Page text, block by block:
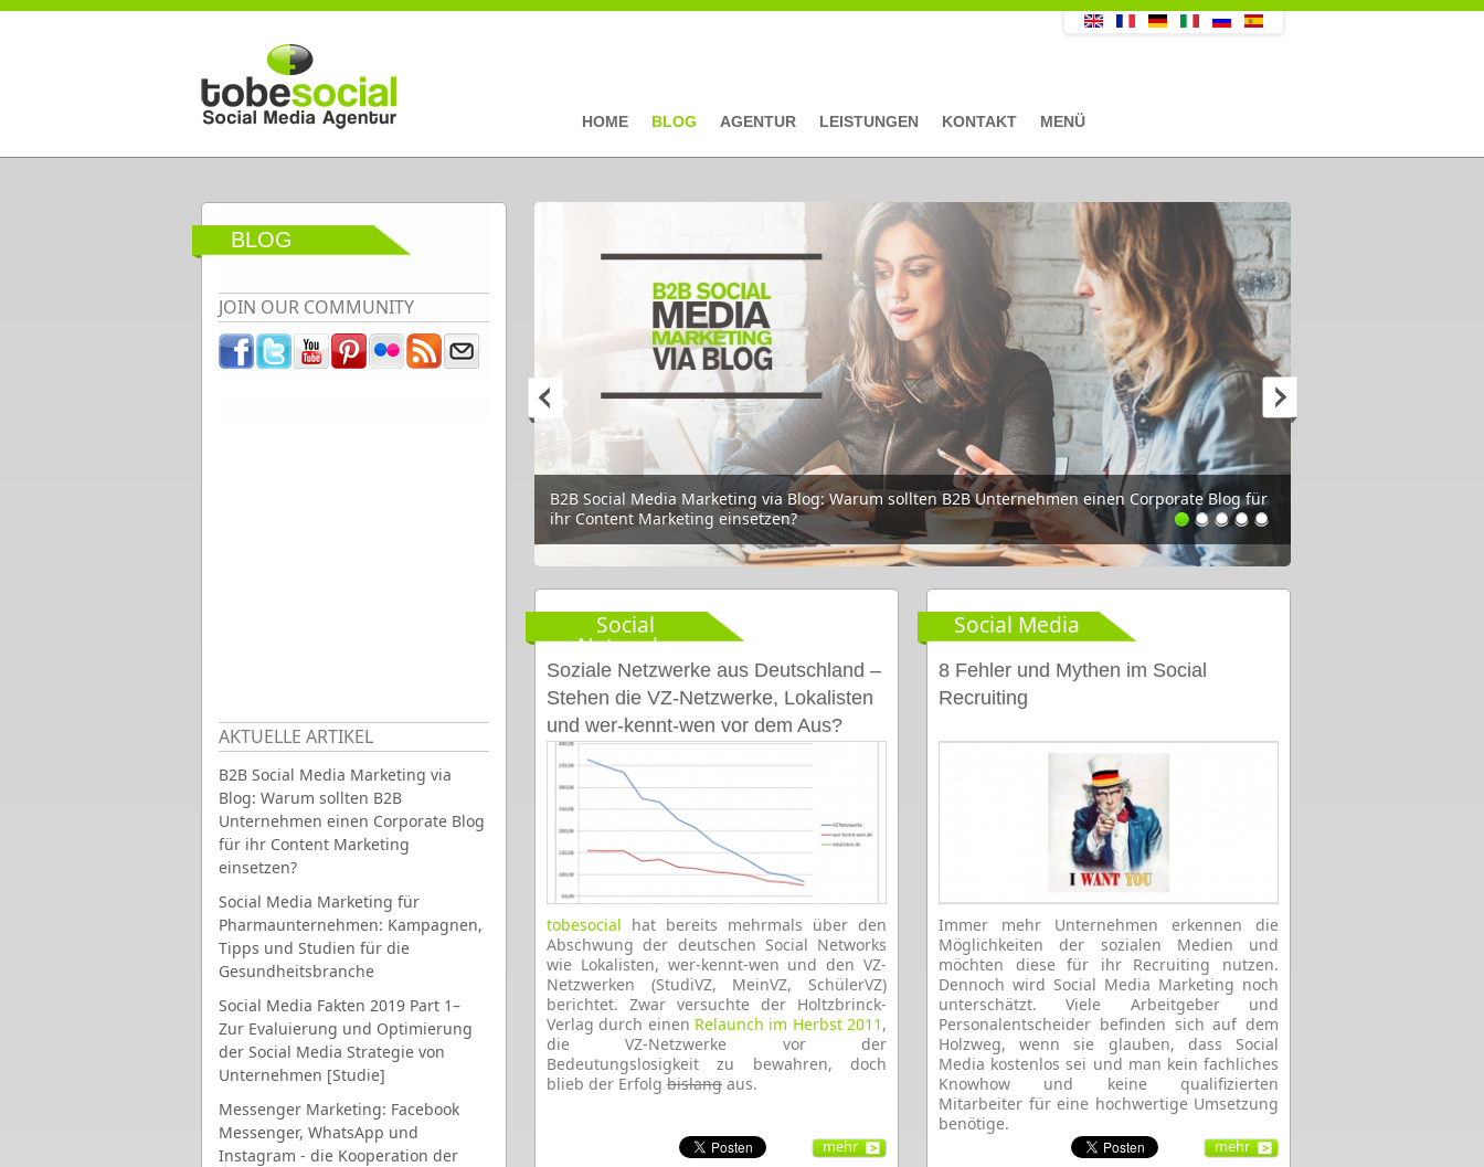
Direkt zum Inhalt
HOME BLOG AGENTUR LEISTUNGEN KONTAKT MENÜ
BLOG
JOIN OUR COMMUNITY
AKTUELLE ARTIKEL
B2B Social Media Marketing via
Blog: Warum sollten B2B
Unternehmen einen Corporate Blog
für ihr Content Marketing
einsetzen?
Social Media Marketing für
Pharmaunternehmen: Kampagnen,
Tipps und Studien für die
Gesundheitsbranche
Social Media Fakten 2019 Part 1–
Zur Evaluierung und Optimierung
der Social Media Strategie von
Unternehmen [Studie]
Messenger Marketing: Facebook
Messenger, WhatsApp und
Instagram - die Kooperation der
B2B Social Media Marketing via Blog: Warum sollten B2B Unternehmen einen Corporate Blog für
ihr Content Marketing einsetzen?
Social
Networks
Soziale Netzwerke aus Deutschland –
Stehen die VZ-Netzwerke, Lokalisten
und wer-kennt-wen vor dem Aus?
tobesocial hat bereits mehrmals über den
Abschwung der deutschen Social Networks
wie Lokalisten, wer-kennt-wen und den VZ-
Netzwerken (StudiVZ, MeinVZ, SchülerVZ)
berichtet. Zwar versuchte der Holtzbrinck-
Verlag durch einen Relaunch im Herbst 2011 ,
die VZ-Netzwerke
vor der
Bedeutungslosigkeit zu bewahren, doch
blieb der Erfolg bislang aus.
mehr
Social Media
8 Fehler und Mythen im Social
Recruiting
Immer mehr Unternehmen erkennen die
Möglichkeiten der sozialen Medien und
möchten diese für ihr Recruiting nutzen.
Dennoch wird Social Media Marketing noch
unterschätzt. Viele Arbeitgeber und
Personalentscheider befinden sich auf dem
Holzweg, wenn sie glauben, dass Social
Media kostenlos sei und man kein fachliches
Knowhow und keine qualifizierten
Mitarbeiter für eine hochwertige Umsetzung
benötige.
mehr